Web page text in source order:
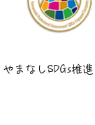
やまなしSDGs推